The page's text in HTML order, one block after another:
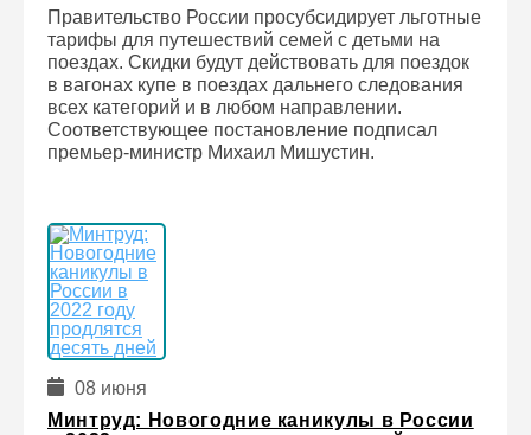
Правительство России просубсидирует льготные
тарифы для путешествий семей с детьми на
поездах. Скидки будут действовать для поездок
в вагонах купе в поездах дальнего следования
всех категорий и в любом направлении.
Соответствующее постановление подписал
премьер-министр Михаил Мишустин.
08 июня
Минтруд: Новогодние каникулы в России